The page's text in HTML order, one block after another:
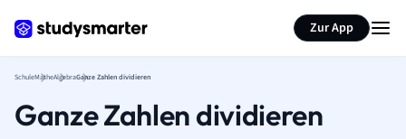
Zur App
SchuleMatheAlgebraGanze Zahlen dividieren
Ganze Zahlen dividieren
Seite zusammenfassen